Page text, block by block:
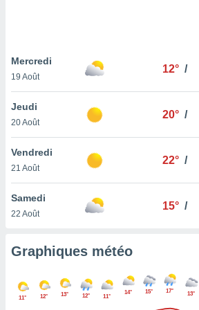
pas
de
cas,
que
sur le
ne
Mercredi
19 Août
12° /
Jeudi
20 Août
20° /
Vendredi
21 Août
22° /
Samedi
22 Août
15° /
Graphiques météo
11° 12° 13° 12° 11°
14° 15° 17° 13°